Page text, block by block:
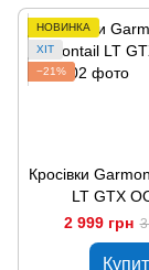
НОВИНКА
ХІТ
−21%
Кросівки
LT GTX
2 999 грн 3